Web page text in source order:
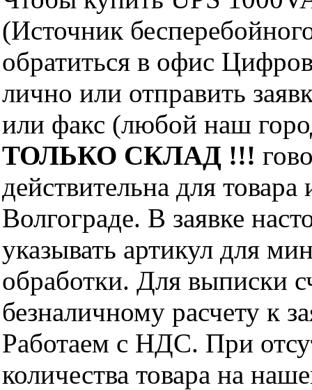
(Источник
обратиться в офис
лично или отправить
или факс (любой наш
ТОЛЬКО СКЛАД !!!
действительна для
Волгограде. В заявке
указывать артикул для
обработки. Для выписки
безналичному расчету к
Работаем с НДС. При
количества товара на